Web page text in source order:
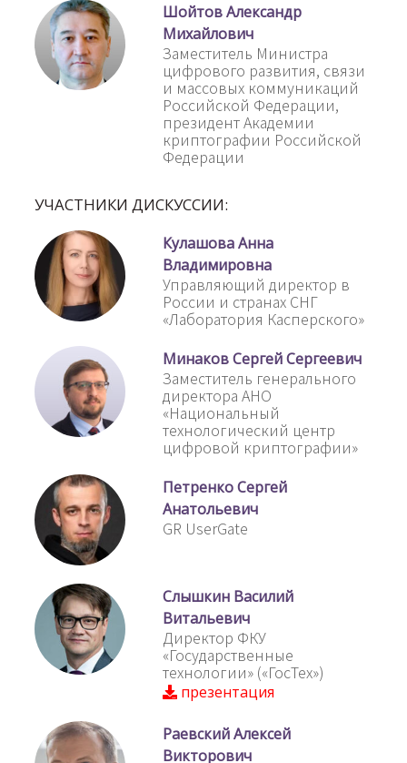
Шойтов Александр
Михайлович
Заместитель Министра
цифрового развития, связи
и массовых коммуникаций
Российской Федерации,
президент Академии
криптографии Российской
Федерации
УЧАСТНИКИ ДИСКУССИИ:
Кулашова Анна
Владимировна
Управляющий директор в
России и странах СНГ
«Лаборатория Касперского»
Минаков Сергей Сергеевич
Заместитель генерального
директора АНО
«Национальный
технологический центр
цифровой криптографии»
Петренко Сергей
Анатольевич
GR UserGate
Слышкин Василий
Витальевич
Директор ФКУ
«Государственные
технологии» («ГосТех»)
презентация
Раевский Алексей
Викторович